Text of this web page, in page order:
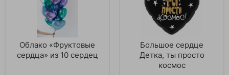
Облако «Фруктовые
сердца» из 10 сердец
Большое сердце
Детка, ты просто
космос